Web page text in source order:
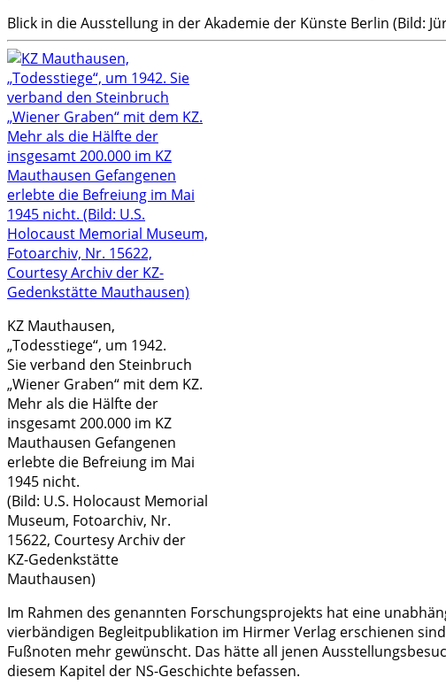
Blick in die Ausstellung in der Akademie der Künste Berlin (Bild:
KZ Mauthausen,
„Todesstiege“, um 1942.
Sie verband den Steinbruch
„Wiener Graben“ mit dem KZ.
Mehr als die Hälfte der
insgesamt 200.000 im KZ
Mauthausen Gefangenen
erlebte die Befreiung im Mai
1945 nicht.
(Bild: U.S. Holocaust Memorial
Museum, Fotoarchiv, Nr.
15622, Courtesy Archiv der
KZ-Gedenkstätte
Mauthausen)
Im Rahmen des genannten Forschungsprojekts hat eine
vierbändigen Begleitpublikation im Hirmer Verlag erschienen
Fußnoten mehr gewünscht. Das hätte all jenen
diesem Kapitel der NS-Geschichte befassen.